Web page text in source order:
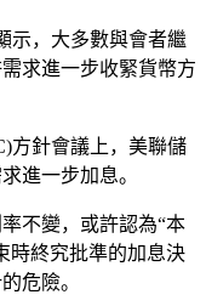
示，大多數與會者繼
求進一步收緊貨幣方
方針會議上，美聯儲
進一步加息。
不變，或許認為“本
時終究批準的加息決
危險。